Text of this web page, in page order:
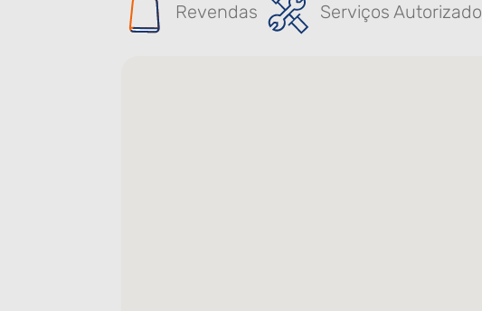
Revendas Serviços